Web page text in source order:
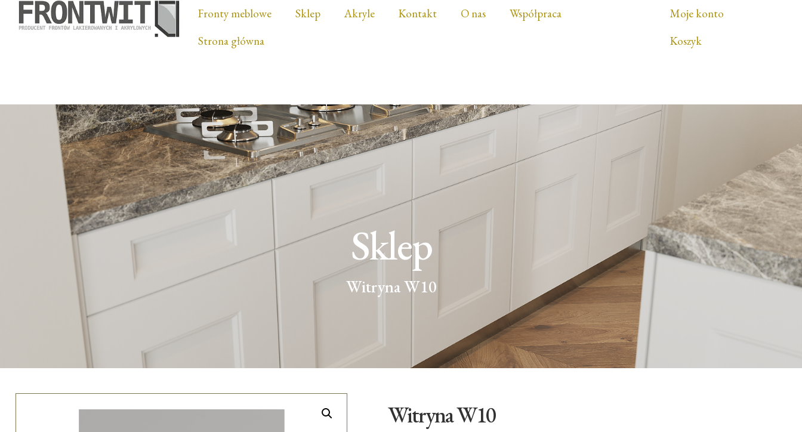
Fronty meblowe Sklep Akryle Kontakt O nas
Współpraca
Strona główna
Moje konto
Koszyk
Sklep
Witryna W10
Witryna W10